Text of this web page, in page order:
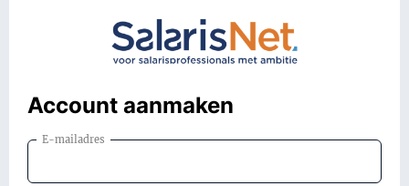
Account aanmaken
E-mailadres